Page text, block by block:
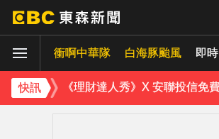
衝啊中華隊 白海豚颱風 即時
快訊
行政院院區一早停電 原因找到了